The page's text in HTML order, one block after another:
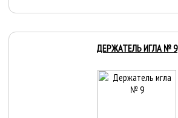
ДЕРЖАТЕЛЬ ИГЛА № 9